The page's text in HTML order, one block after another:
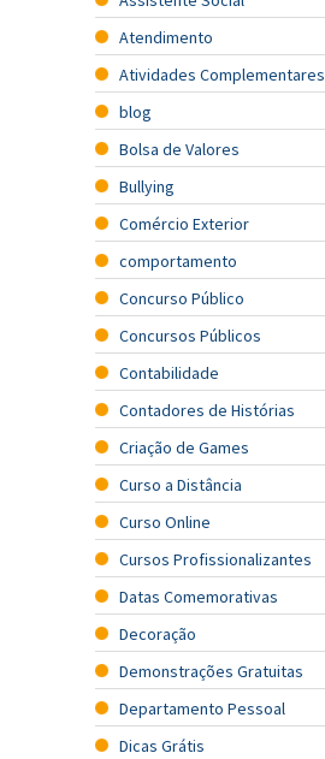
Atendimento
Atividades Complementares
blog
Bolsa de Valores
Bullying
Comércio Exterior
comportamento
Concurso Público
Concursos Públicos
Contabilidade
Contadores de Histórias
Criação de Games
Curso a Distância
Curso Online
Cursos Profissionalizantes
Datas Comemorativas
Decoração
Demonstrações Gratuitas
Departamento Pessoal
Dicas Grátis